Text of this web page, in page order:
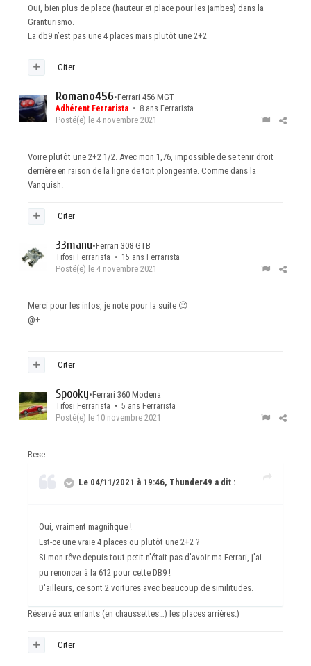
Oui, bien plus de place (hauteur et place pour les jambes) dans la
Granturismo.
La db9 n’est pas une 4 places mais plutôt une 2+2
Citer
Romano456•Ferrari 456 MGT
Adhérent Ferrarista • 8 ans Ferrarista
Posté(e) le 4 novembre 2021
Voire plutôt une 2+2 1/2. Avec mon 1,76, impossible de se tenir droit
derrière en raison de la ligne de toit plongeante. Comme dans la
Vanquish.
Citer
33manu•Ferrari 308 GTB
Tifosi Ferrarista • 15 ans Ferrarista
Posté(e) le 4 novembre 2021
Merci pour les infos, je note pour la suite 😉
@+
Citer
Spooky•Ferrari 360 Modena
Tifosi Ferrarista • 5 ans Ferrarista
Posté(e) le 10 novembre 2021
Rese
Le 04/11/2021 à 19:46, Thunder49 a dit :
Oui, vraiment magnifique !
Est-ce une vraie 4 places ou plutôt une 2+2 ?
Si mon rêve depuis tout petit n'était pas d'avoir ma Ferrari, j'ai
pu renoncer à la 612 pour cette DB9 !
D'ailleurs, ce sont 2 voitures avec beaucoup de similitudes.
Réservé aux enfants (en chaussettes…) les places arrières:)
Citer